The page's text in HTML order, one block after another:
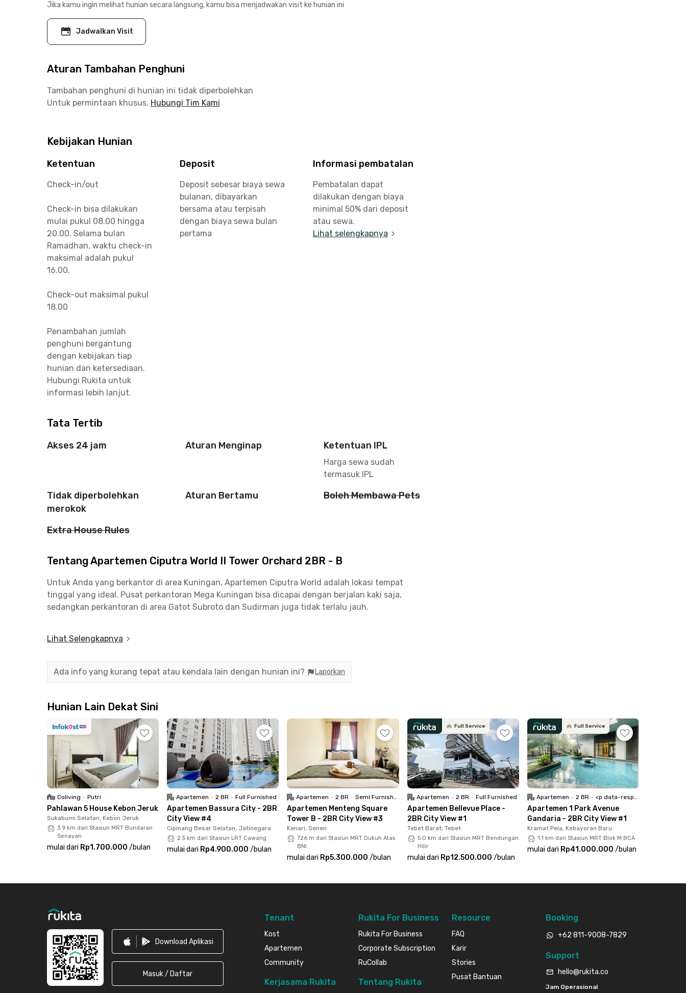
Jika kamu ingin melihat hunian secara langsung, kamu bisa menjadwakan visit ke hunian ini
Jadwalkan Visit
Aturan Tambahan Penghuni
Tambahan penghuni di hunian ini tidak diperbolehkan
Untuk permintaan khusus, Hubungi Tim Kami
Kebijakan Hunian
Ketentuan
Check-in/out
Check-in bisa dilakukan
mulai pukul 08.00 hingga
20.00. Selama bulan
Ramadhan, waktu check-in
maksimal adalah pukul
16.00.
Check-out maksimal pukul
18.00
Penambahan jumlah
penghuni bergantung
dengan kebijakan tiap
hunian dan ketersediaan.
Hubungi Rukita untuk
informasi lebih lanjut.
Deposit
Deposit sebesar biaya sewa
bulanan, dibayarkan
bersama atau terpisah
dengan biaya sewa bulan
pertama
Informasi pembatalan
Pembatalan dapat
dilakukan dengan biaya
minimal 50% dari deposit
atau sewa.
Lihat selengkapnya
Tata Tertib
Akses 24 jam Aturan Menginap Ketentuan IPL
Harga sewa sudah
termasuk IPL
Tidak diperbolehkan
merokok
Aturan Bertamu Boleh Membawa Pets
Extra House Rules
Tentang Apartemen Ciputra World II Tower Orchard 2BR - B
Untuk Anda yang berkantor di area Kuningan, Apartemen Ciputra World adalah lokasi tempat
tinggal yang ideal. Pusat perkantoran Mega Kuningan bisa dicapai dengan berjalan kaki saja,
sedangkan perkantoran di area Gatot Subroto dan Sudirman juga tidak terlalu jauh.
lengkap. Bagi Anda yang senang berolahraga, apartemen ini menyediakan kolam renang, gym,
Tersedia pula area BBQ untuk Anda bersantai bersama teman sambil santap bakar-bakaran.
jasa laundry dan pembersihan kamar gratis.
Sudah fully furnished dengan AC dan Wi-Fi, jika Anda sewa apartemen bulanan di Jakarta
Selatan ini, nggak perlu membawa banyak barang saat pindahan.
Berlokasi strategis, apartemen mewah di Jakarta Selatan ini hanya berjarak 3 menit dari Lotte
Shopping Avenue dan 2 menit dari Tokopedia Tower, lho. Mobilitas jadi mudah dan hemat waktu
karena lokasi apartemen yang dekat ke mana-mana!
Note: Tagihan sewa bulanan tidak termasuk biaya listrik dan air.
Lihat Selengkapnya
Ada info yang kurang tepat atau kendala lain dengan hunian ini? Laporkan
Hunian Lain Dekat Sini
Coliving • Putri
Pahlawan 5 House Kebon Jeruk
Sukabumi Selatan, Kebon Jeruk
3.9 km dari Stasiun MRT Bundaran
Senayan
mulai dari Rp1.700.000 /bulan
Apartemen • 2 BR • Full Furnished
Apartemen Bassura City - 2BR
City View #4
Cipinang Besar Selatan, Jatinegara
2.5 km dari Stasiun LRT Cawang
mulai dari Rp4.900.000 /bulan
Apartemen • 2 BR • Semi Furnished
Apartemen Menteng Square
Tower B - 2BR City View #3
Kenari, Senen
726 m dari Stasiun MRT Dukuh Atas
BNI
mulai dari Rp5.300.000 /bulan
Full Service
Apartemen • 2 BR • Full Furnished
Apartemen Bellevue Place -
2BR City View #1
Tebet Barat, Tebet
5.0 km dari Stasiun MRT Bendungan
Hilir
mulai dari Rp12.500.000 /bulan
Full Service
Apartemen • 2 BR • <p data-responsive-font-size="paragraph">Full Furnished</p>
Apartemen 1 Park Avenue
Gandaria - 2BR City View #1
Kramat Pela, Kebayoran Baru
1.1 km dari Stasiun MRT Blok M BCA
mulai dari Rp41.000.000 /bulan
Download Aplikasi
Masuk / Daftar
Tenant
Kost
Apartemen
Community
Kerjasama Rukita
Rukita For Business
Rukita For Business
Corporate Subscription
RuCollab
Tentang Rukita
Resource
FAQ
Karir
Stories
Pusat Bantuan
Booking
+62 811-9008-7829
Support
hello@rukita.co
Jam Operasional